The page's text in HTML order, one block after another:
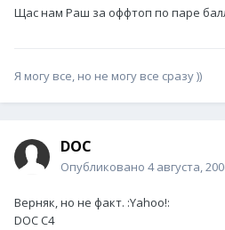
Щас нам Раш за оффтоп по паре
Я могу все, но не могу все сразу ))
DOC
Опубликовано 4 августа,
Верняк, но не факт. :Yahoo!:
DOC C4